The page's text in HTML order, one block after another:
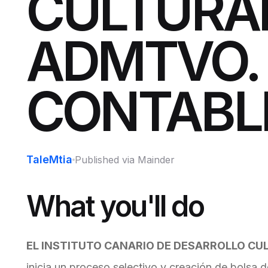
ADMTVO.
TaleMtia Published via Mainder
What you'll do
EL INSTITUTO CANARIO DE DESARROLLO